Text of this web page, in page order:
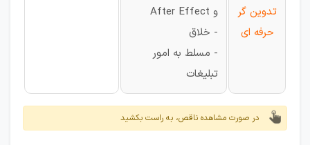
تدوین گر
حرفه ای
و After Effect
- خلاق
- مسلط به امور
تبلیغات
در صورت مشاهده ناقص، به راست بکشید